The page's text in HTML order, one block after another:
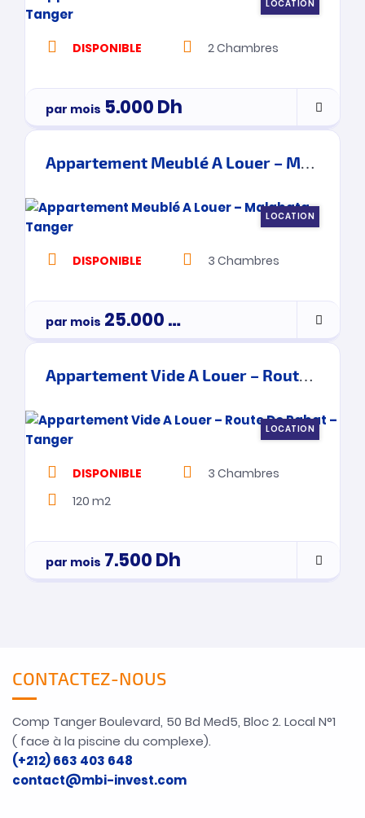
LOCATION
DISPONIBLE 2Chambres
par mois 5.000Dh
Appartement Meublé A Louer – Malabata – Tanger
LOCATION
DISPONIBLE 3 Chambres
par mois 25.000Dh
Appartement Vide A Louer – Route De Rabat – Tanger
LOCATION
DISPONIBLE 3 Chambres
120 m2
par mois 7.500Dh
CONTACTEZ-NOUS
Comp Tanger Boulevard, 50 Bd Med5, Bloc 2. Local N°1
( face à la piscine du complexe).
(+212) 663 403 648
contact@mbi-invest.com